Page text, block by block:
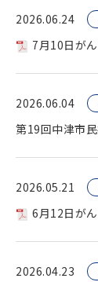
2026.06.24
7月10日が
2026.06.04
第19回中津市
2026.05.21
6月12日が
2026.04.23